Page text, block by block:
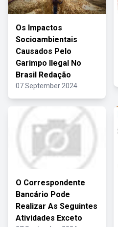
Os Impactos
Socioambientais
Causados Pelo
Garimpo Ilegal No
Brasil Redação
07 September 2024
O Correspondente
Bancário Pode
Realizar As Seguintes
Atividades Exceto